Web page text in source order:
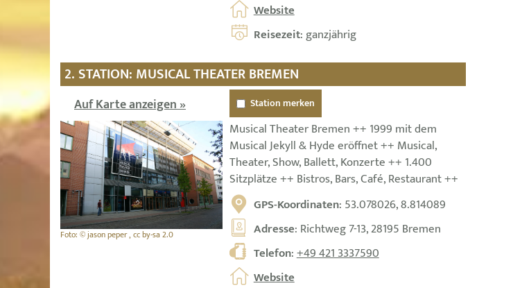
Website
Reisezeit: ganzjährig
2. STATION: MUSICAL THEATER BREMEN
Auf Karte anzeigen »
Foto: © jason peper , cc by-sa 2.0
Station merken
Musical Theater Bremen ++ 1999 mit dem
Musical Jekyll & Hyde eröffnet ++ Musical,
Theater, Show, Ballett, Konzerte ++ 1.400
Sitzplätze ++ Bistros, Bars, Café, Restaurant ++
GPS-Koordinaten: 53.078026, 8.814089
Adresse: Richtweg 7-13, 28195 Bremen
Telefon:+49 421 3337590
Website